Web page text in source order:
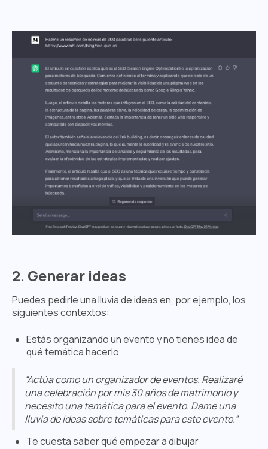
2. Generar ideas
Puedes pedirle una lluvia de ideas en, por ejemplo, los
siguientes contextos:
Estás organizando un evento y no tienes idea de
qué temática hacerlo
“Actúa como un organizador de eventos. Realizaré
una celebración por mis 30 años de matrimonio y
necesito una temática para el evento. Dame una
lluvia de ideas sobre temáticas para este evento.”
Te cuesta saber qué empezar a dibujar